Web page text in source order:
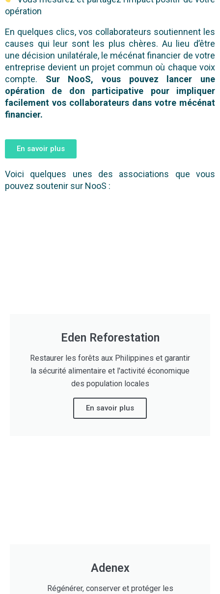
opération
En quelques clics, vos collaborateurs soutiennent les
causes qui leur sont les plus chères. Au lieu d’être
une décision unilatérale, le mécénat financier de votre
entreprise devient un projet commun où chaque voix
compte. Sur NooS, vous pouvez lancer une
opération de don participative pour impliquer
facilement vos collaborateurs dans votre mécénat
financier.
En savoir plus
Voici quelques unes des associations que vous
pouvez soutenir sur NooS :
Eden Reforestation
Restaurer les forêts aux Philippines et garantir
la sécurité alimentaire et l'activité économique
des population locales
En savoir plus
Adenex
Régénérer, conserver et protéger les